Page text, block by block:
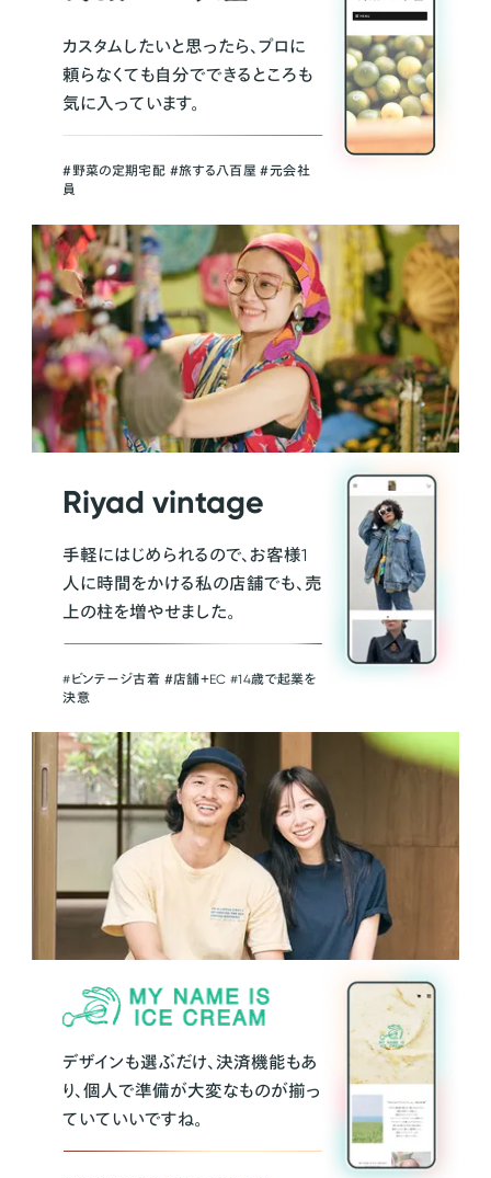
カスタムしたいと思ったら、プロに
頼らなくても自分でできるところも
気に入っています。
＃野菜の定期宅配 ＃旅する八百屋 ＃元会社
員
Riyad vintage
手軽にはじめられるので、お客様1
人に時間をかける私の店舗でも、売
上の柱を増やせました。
#ビンテージ古着 ＃店舗＋EC #14歳で起業を
決意
デザインも選ぶだけ、決済機能もあ
り、個人で準備が大変なものが揃っ
ていていいですね。